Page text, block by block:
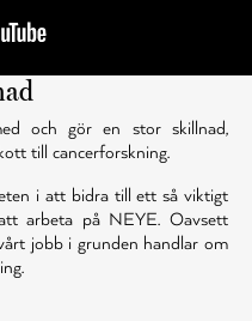
och gör en stor skillnad,
till cancerforskning.
i att bidra till ett så viktigt
arbeta på NEYE. Oavsett
jobb i grunden handlar om